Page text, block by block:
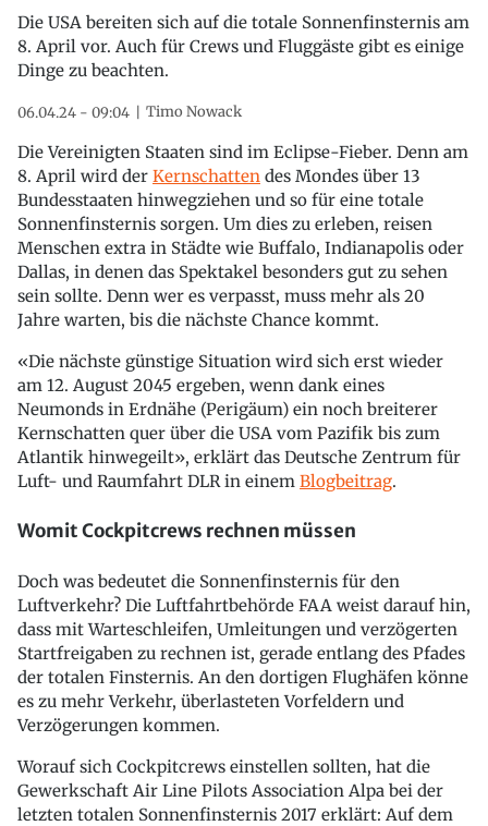
Die USA bereiten sich auf die totale Sonnenfinsternis am
8. April vor. Auch für Crews und Fluggäste gibt es einige
Dinge zu beachten.
06.04.24 - 09:04 Timo Nowack
Die Vereinigten Staaten sind im Eclipse-Fieber. Denn am
8. April wird der Kernschatten des Mondes über 13
Bundesstaaten hinwegziehen und so für eine totale
Sonnenfinsternis sorgen. Um dies zu erleben, reisen
Menschen extra in Städte wie Buffalo, Indianapolis oder
Dallas, in denen das Spektakel besonders gut zu sehen
sein sollte. Denn wer es verpasst, muss mehr als 20
Jahre warten, bis die nächste Chance kommt.
«Die nächste günstige Situation wird sich erst wieder
am 12. August 2045 ergeben, wenn dank eines
Neumonds in Erdnähe (Perigäum) ein noch breiterer
Kernschatten quer über die USA vom Pazifik bis zum
Atlantik hinwegeilt», erklärt das Deutsche Zentrum für
Luft- und Raumfahrt DLR in einem Blogbeitrag.
Womit Cockpitcrews rechnen müssen
Doch was bedeutet die Sonnenfinsternis für den
Luftverkehr? Die Luftfahrtbehörde FAA weist darauf hin,
dass mit Warteschleifen, Umleitungen und verzögerten
Startfreigaben zu rechnen ist, gerade entlang des Pfades
der totalen Finsternis. An den dortigen Flughäfen könne
es zu mehr Verkehr, überlasteten Vorfeldern und
Verzögerungen kommen.
Worauf sich Cockpitcrews einstellen sollten, hat die
Gewerkschaft Air Line Pilots Association Alpa bei der
letzten totalen Sonnenfinsternis 2017 erklärt: Auf dem